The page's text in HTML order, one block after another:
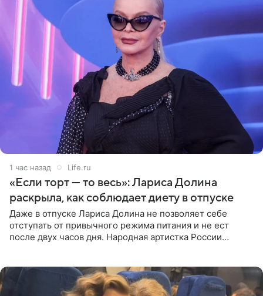
1 час назад Life.ru
«Если торт — то весь»: Лариса Долина
раскрыла, как соблюдает диету в отпуске
Даже в отпуске Лариса Долина не позволяет себе
отступать от привычного режима питания и не ест
после двух часов дня. Народная артистка России